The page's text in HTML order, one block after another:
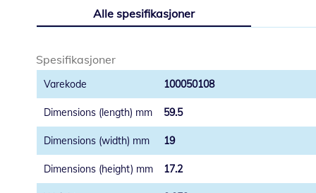
av
Alle spesifikasjoner
Spesifikasjoner
100050108
59.5
19
17.2